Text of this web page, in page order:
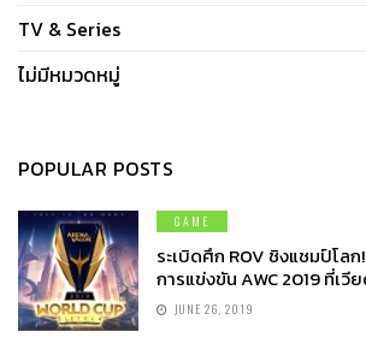
TV & Series
ไม่มีหมวดหมู่
POPULAR POSTS
GAME
ระเบิดศึก ROV ชิงแชมป์โล
การแข่งขัน AWC 2019 ที่เวี
JUNE 26, 2019